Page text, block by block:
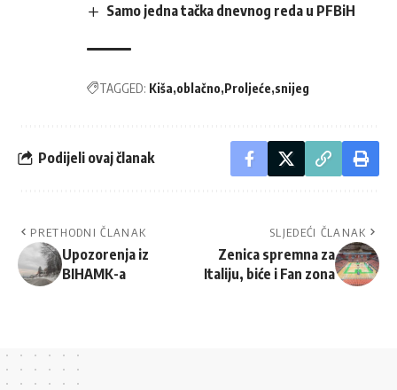
Samo jedna tačka dnevnog reda u PFBiH
TAGGED: Kiša oblačno Proljeće snijeg
Podijeli ovaj članak
PRETHODNI ČLANAK
Upozorenja iz
BIHAMK-a
SLJEDEĆI ČLANAK
Zenica spremna za
Italiju, biće i Fan zona